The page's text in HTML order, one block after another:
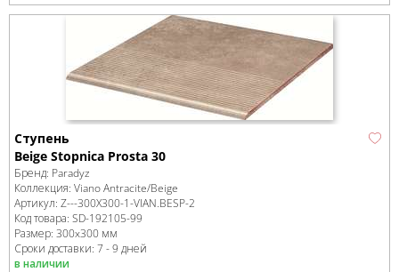
Ступень
Beige Stopnica Prosta 30
Бренд: Paradyz
Коллекция: Viano Antracite/Beige
Артикул: Z---300X300-1-VIAN.BESP-2
Код товара: SD-192105-99
Размер: 300x300 мм
Сроки доставки: 7 - 9 дней
в наличии